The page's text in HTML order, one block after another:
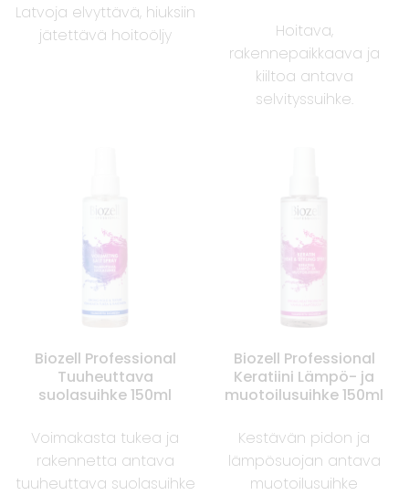
Latvoja elvyttävä, hiuksiin
jätettävä hoitoöljy
Hoitava,
rakennepaikkaava ja
kiiltoa antava
selvityssuihke.
Biozell Professional
Tuuheuttava
suolasuihke 150ml
Voimakasta tukea ja
rakennetta antava
tuuheuttava suolasuihke
Biozell Professional
Keratiini Lämpö- ja
muotoilusuihke 150ml
Kestävän pidon ja
lämpösuojan antava
muotoilusuihke